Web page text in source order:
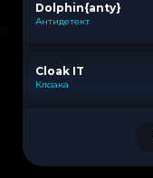
Dolphin{anty}
Антидетект
Cloak IT
Клоака